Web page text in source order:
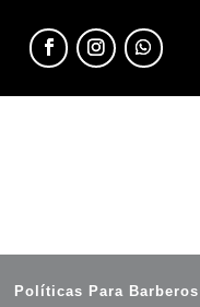
Políticas Para Barberos